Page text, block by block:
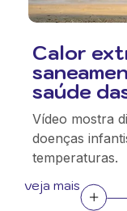
Calor
saúde
Vídeo mostra
doenças
temperaturas.
veja mais